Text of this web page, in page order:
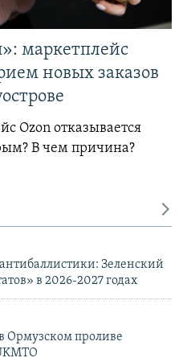
маркетплейс
новых заказов
Ozon отказывается
В чем причина?
Зеленский
в 2026-2027 годах
Ормузском проливе